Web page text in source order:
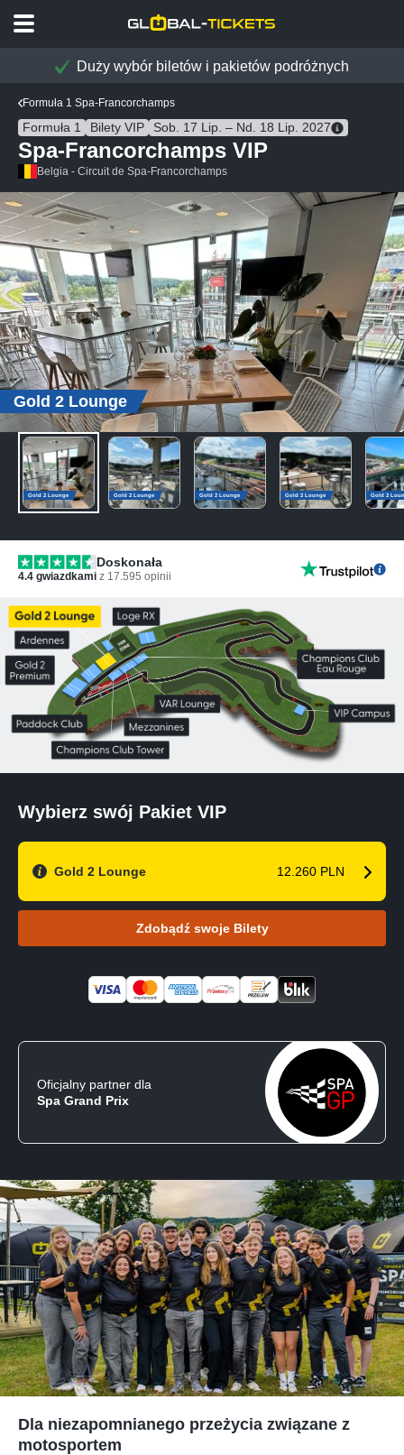
Duży wybór biletów i pakietów podróżnych
Formuła 1 Spa-Francorchamps
Formuła 1 Bilety VIP Sob. 17 Lip. – Nd. 18 Lip. 2027
Spa-Francorchamps VIP
Belgia - Circuit de Spa-Francorchamps
Gold 2 Lounge
Gold 2 Lounge Gold 2 Lounge Gold 2 Lounge Gold 2 Lounge Gold 2
Doskonała
4.4 gwiazdkami z 17.595 opinii
Wybierz swój Pakiet VIP
Gold 2 Lounge 12.260 PLN
Zdobądź swoje Bilety
Oficjalny partner dla
Spa Grand Prix
Dla niezapomnianego przeżycia związane z
motosportem